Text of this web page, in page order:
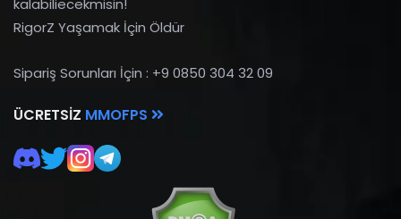
RigorZ Yaşamak İçin Öldür
Sipariş Sorunları İçin : +9 0850 304 32 09
ÜCRETSIZ MMOFPS